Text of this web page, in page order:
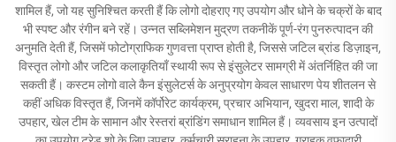
शामिल हैं, जो यह सुनिश्चित करती हैं कि लोगो दोहराए गए उपयोग और धोने के चक्रों के बाद
भी स्पष्ट और रंगीन बने रहें। उन्नत सब्लिमेशन मुद्रण तकनीकें पूर्ण-रंग पुनरुत्पादन की
अनुमति देती हैं, जिसमें फोटोग्राफिक गुणवत्ता प्राप्त होती है, जिससे जटिल ब्रांड डिज़ाइन,
विस्तृत लोगो और जटिल कलाकृतियाँ स्थायी रूप से इंसुलेटर सामग्री में अंतर्निहित की जा
सकती हैं। कस्टम लोगो वाले कैन इंसुलेटर्स के अनुप्रयोग केवल साधारण पेय शीतलन से
कहीं अधिक विस्तृत हैं, जिनमें कॉर्पोरेट कार्यक्रम, प्रचार अभियान, खुदरा माल, शादी के
उपहार, खेल टीम के सामान और रेस्तरां ब्रांडिंग समाधान शामिल हैं। व्यवसाय इन उत्पादों